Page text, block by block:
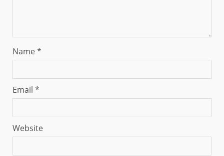
Name*
Email *
Website